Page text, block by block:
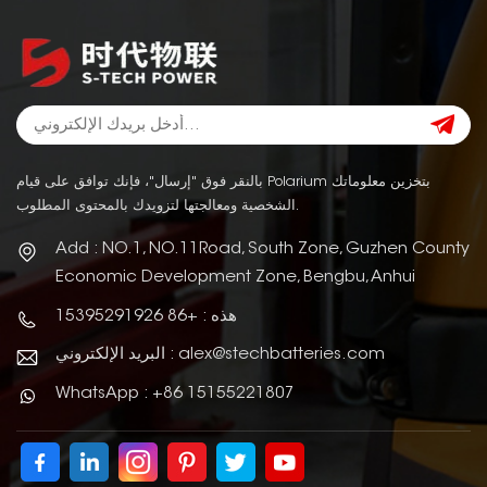
بالنقر فوق "إرسال"، فإنك توافق على قيام Polarium بتخزين معلوماتك
الشخصية ومعالجتها لتزويدك بالمحتوى المطلوب.
Add : NO.1, NO.11Road, South Zone, Guzhen County
Economic Development Zone, Bengbu, Anhui
هذه : +86 15395291926
البريد الإلكتروني : alex@stechbatteries.com
WhatsApp : +86 15155221807